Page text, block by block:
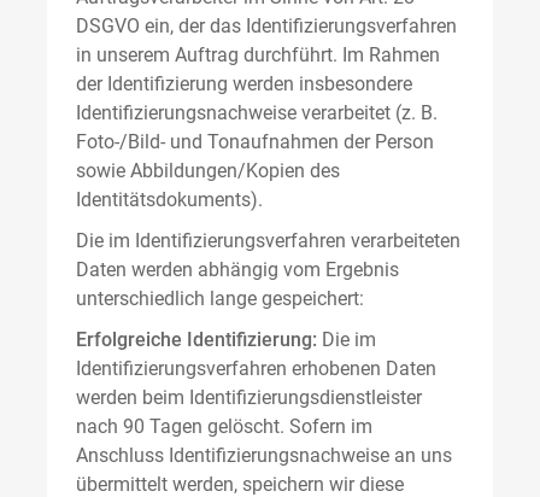
DSGVO ein, der das Identifizierungsverfahren
in unserem Auftrag durchführt. Im Rahmen
der Identifizierung werden insbesondere
Identifizierungsnachweise verarbeitet (z. B.
Foto-/Bild- und Tonaufnahmen der Person
sowie Abbildungen/Kopien des
Identitätsdokuments).
Die im Identifizierungsverfahren verarbeiteten
Daten werden abhängig vom Ergebnis
unterschiedlich lange gespeichert:
Erfolgreiche Identifizierung: Die im
Identifizierungsverfahren erhobenen Daten
werden beim Identifizierungsdienstleister
nach 90 Tagen gelöscht. Sofern im
Anschluss Identifizierungsnachweise an uns
übermittelt werden, speichern wir diese